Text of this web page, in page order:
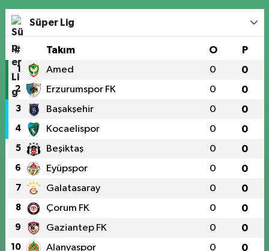
Süper Lig
# Takım O P
1 Amed 0 0
2 Erzurumspor FK 0 0
3 Başakşehir 0 0
4 Kocaelispor 0 0
5 Beşiktaş 0 0
6 Eyüpspor 0 0
7 Galatasaray 0 0
8 Çorum FK 0 0
9 Gaziantep FK 0 0
10 Alanyaspor 0 0